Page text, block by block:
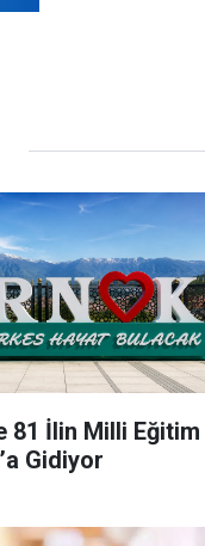
81 İlin Milli Eğitim
Gidiyor